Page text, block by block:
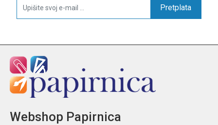
Pretplata
Webshop Papirnica